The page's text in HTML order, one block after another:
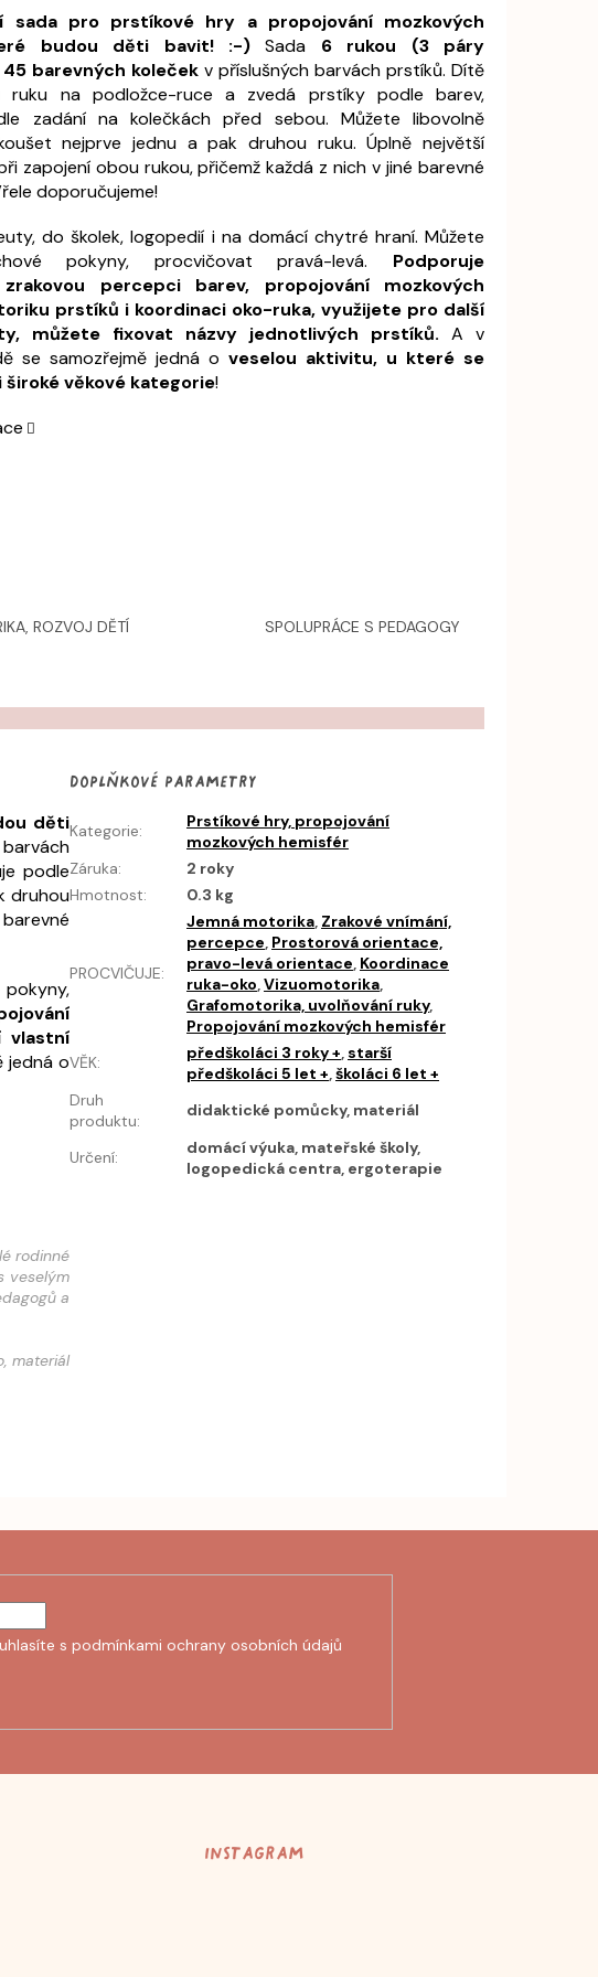
sada pro prstíkové hry a propojování mozkových
budou děti bavit! :-)Sada 6 rukou (3 páry
barevných koleček v příslušných barvách prstíků. Dítě
ruku na podložce-ruce a zvedá prstíky podle barev,
zadání na kolečkách před sebou. Můžete libovolně
nejprve jednu a pak druhou ruku. Úplně největší
zapojení obou rukou, přičemž každá z nich v jiné barevné
doporučujeme!
do školek, logopedií i na domácí chytré hraní. Můžete
pokyny, procvičovat pravá-levá. Podporuje
percepci barev, propojování mozkových
prstíků i koordinaci oko-ruka, využijete pro další
můžete fixovat názvy jednotlivých prstíků. A v
se samozřejmě jedná o veselou aktivitu, u které se
věkové kategorie!
ROZVOJ DĚTÍ SPOLUPRÁCE S PEDAGOGY
děti
podle
druhou
vlastní
jedná o
rodinné
veselým
a
materiál
Doplňkové parametry
Kategorie:
Prstíkové hry, propojování
mozkových hemisfér
Záruka:
2 roky
Hmotnost: 0.3 kg
PROCVIČUJE:
Jemná motorika, Zrakové vnímání,
percepce, Prostorová orientace,
pravo-levá orientace, Koordinace
ruka-oko,Vizuomotorika,
Grafomotorika, uvolňování ruky,
Propojování mozkových hemisfér
VĚK: předškoláci 3 roky +, starší
předškoláci 5 let +,školáci 6 let +
Druh
produktu:
didaktické pomůcky, materiál
Určení:
domácí výuka, mateřské školy,
logopedická centra, ergoterapie
spodmínkami ochrany osobních údajů
Instagram